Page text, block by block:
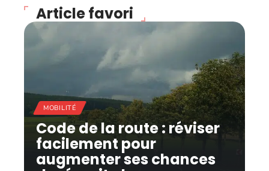
Article favori
MOBILITÉ
Code de la route : réviser
facilement pour
augmenter ses chances